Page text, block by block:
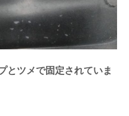
とツメで固定されていま